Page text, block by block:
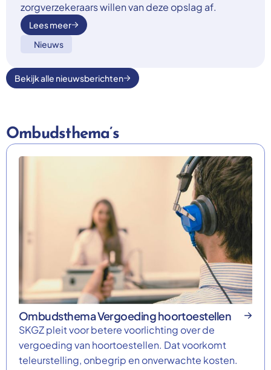
zorgverzekeraars willen van deze opslag af.
Lees meer
Nieuws
Bekijk alle nieuwsberichten
Ombudsthema’s
Ombudsthema Vergoeding hoortoestellen
SKGZ pleit voor betere voorlichting over de
vergoeding van hoortoestellen. Dat voorkomt
teleurstelling, onbegrip en onverwachte kosten.